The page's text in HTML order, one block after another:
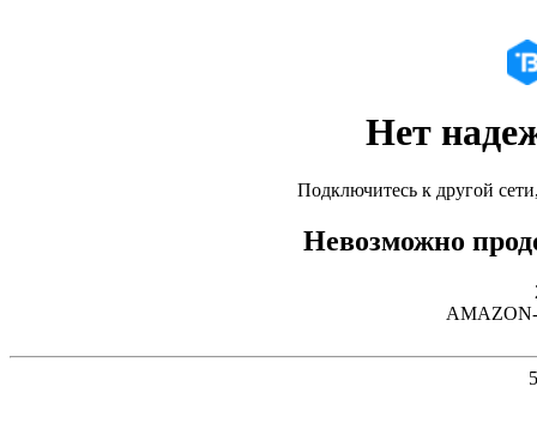
Нет
Подключитесь к другой
Невозможно
AMAZON-